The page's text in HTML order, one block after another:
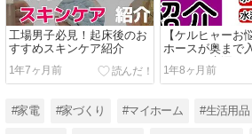
工場男子必見！起床後のお
すすめスキンケア紹介
1年7ヶ月前
【ケルヒャーお
ホースが奥まで
い・・！水漏れ
因と対策を紹介
1年8ヶ月前
#家電 #家づくり #マイホーム #生活用品